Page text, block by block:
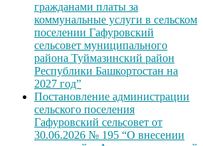
гражданами платы за
коммунальные услуги в сельском
поселении Гафуровский
сельсовет муниципального
района Туймазинский район
Республики Башкортостан на
2027 год”
Постановление администрации
сельского поселения
Гафуровский сельсовет от
30.06.2026 № 195 “О внесении